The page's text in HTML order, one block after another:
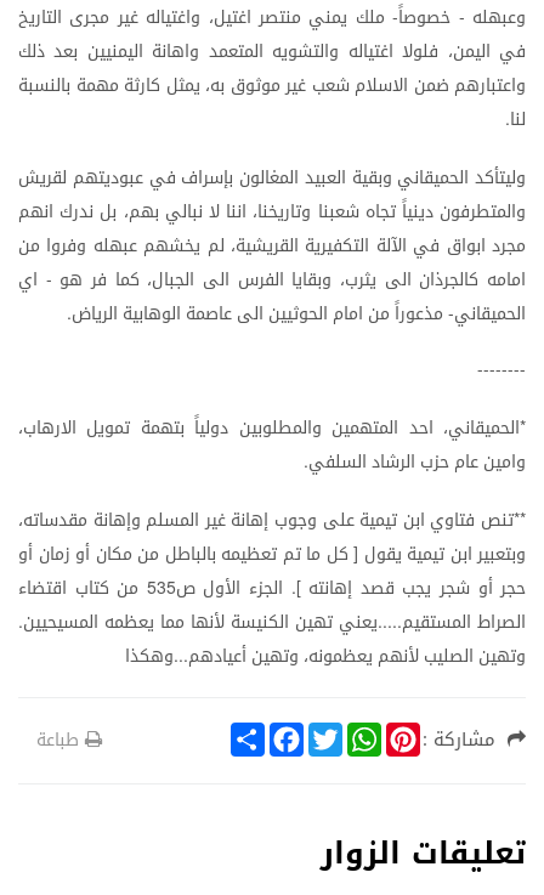
وعبهله - خصوصاً- ملك يمني منتصر اغتيل، واغتياله غير مجرى التاريخ
في اليمن، فلولا اغتياله والتشويه المتعمد واهانة اليمنيين بعد ذلك
واعتبارهم ضمن الاسلام شعب غيرموثوق به، يمثل كارثة مهمة بالنسبة
لنا.
وليتأكد الحميقاني وبقية العبيد المغالون بإسراف في عبوديتهم لقريش
والمتطرفون دينياًتجاه شعبنا وتاريخنا، اننا لا نبالي بهم، بل ندرك انهم
مجرد ابواق في الآلة التكفيرية القريشية، لم يخشهم عبهله وفروا من
امامه كالجرذان الى يثرب، وبقايا الفرس الى الجبال، كما فر هو - اي
الحميقاني- مذعوراًمن امام الحوثيين الىعاصمة الوهابية الرياض.
--------
*الحميقاني، احد المتهمين والمطلوبين دولياً بتهمة تمويل الارهاب،
وامينعامحزب الرشادالسلفي.
**تنص فتاوي ابن تيميةعلى وجوب إهانةغير المسلم وإهانة مقدساته،
وبتعبيرابن تيمية يقول [ كل ما تم تعظيمه بالباطل من مكان أو زمان أو
حجر أو شجر يجب قصد إهانته ]. الجزء الأول ص535 من كتاب اقتضاء
الصراط المستقيم.....يعني تهين الكنيسة لأنها مما يعظمه المسيحيين.
وتهين الصليبلأنهم يعظمونه، وتهينأعيادهم...وهكذا
مشاركة : S
h
F
a
T
w
r
W
h
p
p
P
i
e
s
طباعة
تعليقات الزوار